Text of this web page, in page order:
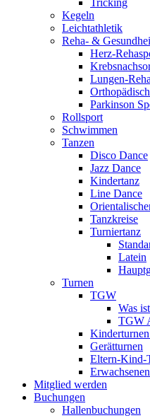
Tricking
Kegeln
Leichtathletik
Reha- &
Herz-
Lungen-
Parkinson
Rollsport
Schwimmen
Tanzen
Disco Dance
Jazz Dance
Kindertanz
Line Dance
Tanzkreise
Turniertanz
Latein
Turnen
TGW
Was
TGW
Gerätturnen
Eltern-Kind-
Mitglied werden
Buchungen
Hallenbuchungen